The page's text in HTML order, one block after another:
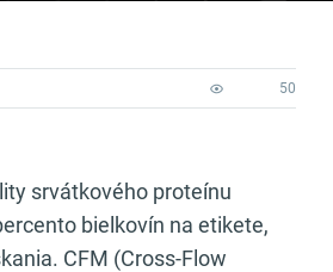
50
srvátkového proteínu
bielkovín na etikete,
CFM (Cross-Flow